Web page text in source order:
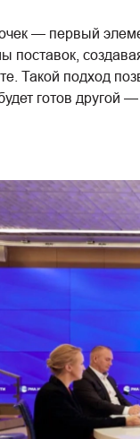
— первый
поставок,
Такой подход
готов